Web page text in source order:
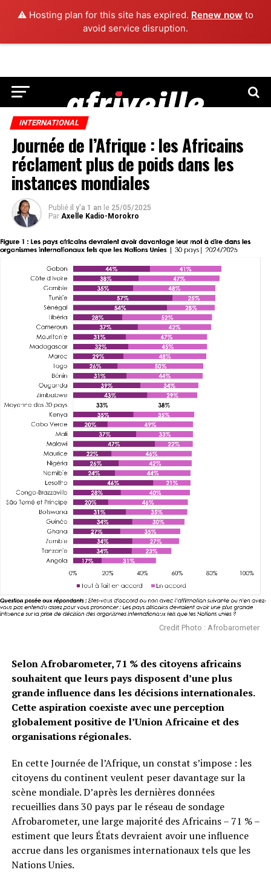
⚠️ Hosting plan for this site has expired. Renew now to
avoid service disruption.
INTERNATIONAL
Journée de l’Afrique : les Africains
réclament plus de poids dans les
instances mondiales
Publié il y'a 1 an le 25/05/2025
Par Axelle Kadio-Morokro
Credit Photo : Afrobarometer
Selon Afrobarometer, 71 % des citoyens africains
souhaitent que leurs pays disposent d’une plus
grande influence dans les décisions internationales.
Cette aspiration coexiste avec une perception
globalement positive de l’Union Africaine et des
organisations régionales.
En cette Journée de l’Afrique, un constat s’impose : les
citoyens du continent veulent peser davantage sur la
scène mondiale. D’après les dernières données
recueillies dans 30 pays par le réseau de sondage
Afrobarometer, une large majorité des Africains – 71 % –
estiment que leurs États devraient avoir une influence
accrue dans les organismes internationaux tels que les
Nations Unies.